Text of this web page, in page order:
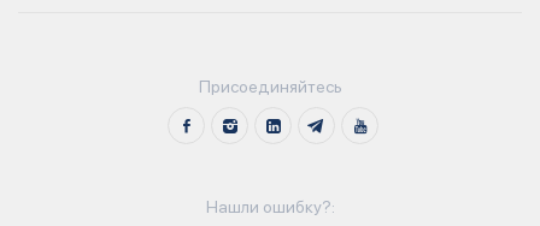
Присоединяйтесь
Нашли ошибку?: